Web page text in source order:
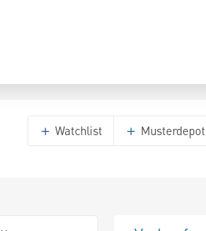
Watchlist Musterdepot